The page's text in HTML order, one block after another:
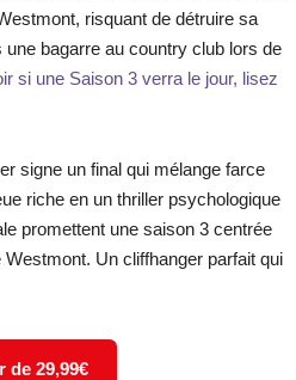
risquant de détruire sa
bagarre au country club lors de
si une Saison 3 verra le jour, lisez
signe un final qui mélange farce
riche en un thriller psychologique
promettent une saison 3 centrée
Un cliffhanger parfait qui
de 29,99€